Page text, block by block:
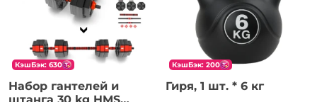
КэшБэк: 630
Набор гантелей и
КэшБэк: 200
Гиря, 1 шт. * 6 кг